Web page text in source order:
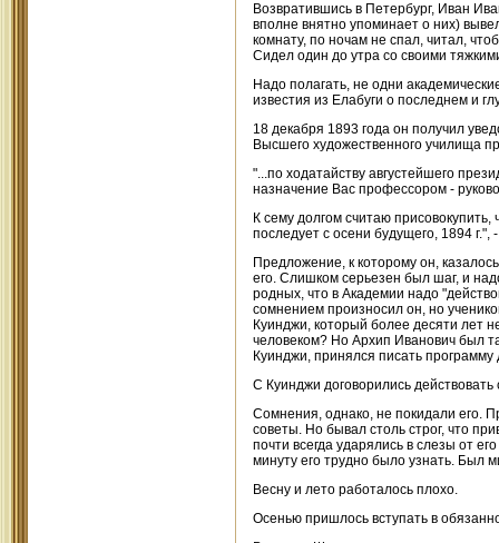
Возвратившись в Петербург, Иван
вполне внятно упоминает о них)
комнату, по ночам не спал, читал,
Сидел один до утра со своими
Надо полагать, не одни
известия из Елабуги о последнем и
18 декабря 1893 года он получил
Высшего художественного училища
"...по ходатайству августейшего
назначение Вас профессором -
К сему долгом считаю
последует с осени будущего, 1894
Предложение, к которому он,
его. Слишком серьезен был шаг, и
родных, что в Академии надо
сомнением произносил он, но
Куинджи, который более десяти лет
человеком? Но Архип Иванович был
Куинджи, принялся писать программу
С Куинджи договорились
Сомнения, однако, не покидали его.
советы. Но бывал столь строг, что
почти всегда ударялись в слезы от
минуту его трудно было узнать. Был
Весну и лето работалось плохо.
Осенью пришлось вступать в